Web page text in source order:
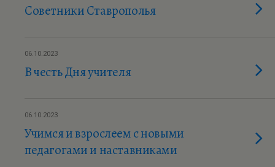
Советники Ставрополья
06.10.2023
В честь Дня учителя
06.10.2023
Учимся и взрослеем с новыми
педагогами и наставниками